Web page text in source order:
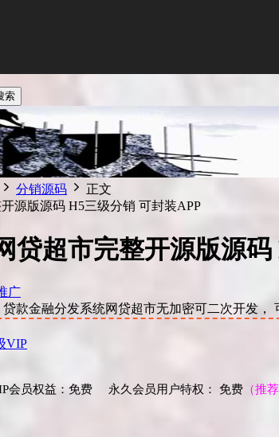
索
分销源码 正文
贷超市完整开源版源
广
款金融分发系统网贷超市无加密可二次开发，
VIP
员权益：免费 永久会员用户特权： 免费 （推荐